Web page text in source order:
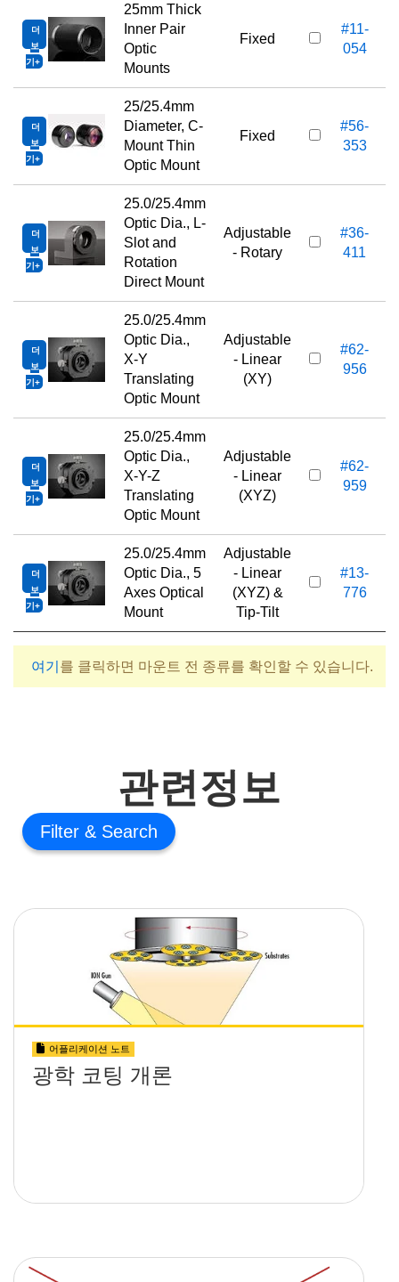
더
보
기
25mm Thick
Inner Pair
Optic
Mounts
Fixed
#11-
054
더
보
기
25/25.4mm
Diameter, C-
Mount Thin
Optic Mount
Fixed
#56-
353
더
보
기
25.0/25.4mm
Optic Dia., L-
Slot and
Rotation
Direct Mount
Adjustable
- Rotary
#36-
411
더
보
기
25.0/25.4mm
Optic Dia.,
X-Y
Translating
Optic Mount
Adjustable
- Linear
(XY)
#62-
956
더
보
기
25.0/25.4mm
Optic Dia.,
X-Y-Z
Translating
Optic Mount
Adjustable
- Linear
(XYZ)
#62-
959
더
보
기
25.0/25.4mm
Optic Dia., 5
Axes Optical
Mount
Adjustable
- Linear
(XYZ) &
Tip-Tilt
#13-
776
여기 를 클릭하면 마운트 전 종류를 확인할 수 있습니다.
관련정보
Filter
어플리케이션 노트
광학 코팅 개론